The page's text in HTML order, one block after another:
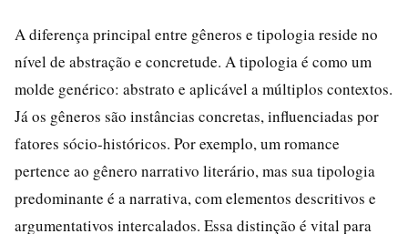
A diferença principal entre gêneros e tipologia reside no
nível de abstração e concretude. A tipologia é como um
molde genérico: abstrato e aplicável a múltiplos contextos.
Já os gêneros são instâncias concretas, influenciadas por
fatores sócio-históricos. Por exemplo, um romance
pertence ao gênero narrativo literário, mas sua tipologia
predominante é a narrativa, com elementos descritivos e
argumentativos intercalados. Essa distinção é vital para